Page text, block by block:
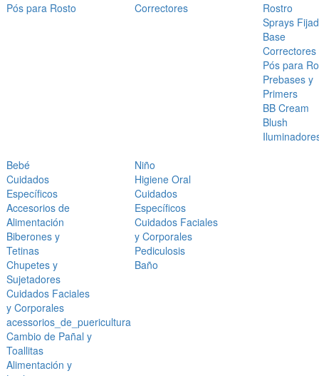
Pós para Rosto Correctores
Rostro
Sprays
Base
Correctores
Pós para
Prebases y
Primers
BB Cream
Blush
Bebé
Cuidados
Específicos
Accesorios de
Alimentación
Biberones y
Tetinas
Chupetes y
Sujetadores
Cuidados Faciales
y Corporales
acessorios_de_puericultura
Cambio de Pañal y
Toallitas
Alimentación y
Niño
Higiene Oral
Cuidados
Específicos
Cuidados Faciales
y Corporales
Pediculosis
Baño